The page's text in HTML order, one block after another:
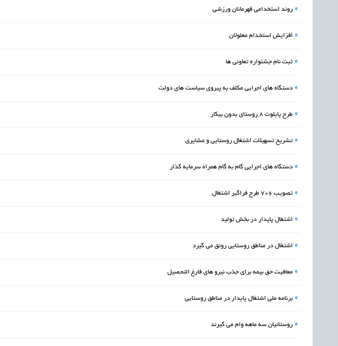
» روند استخدامی قهرمانان ورزشی
» افزایش استخدام معلولان
» ثبت نام جشنواره تعاونی ها
» دستگاه های اجرایی مکلف به پیروی سیاست های دولت
» طرح پایلوت 8 روستای بدون بیکار
» تشریح تسهیلات اشتغال روستایی و عشایری
» دستگاه های اجرایی گام به گام همراه سرمایه گذار
» تصویب ۷۰۶ طرح فراگیر اشتغال
» اشتغال پایدار در بخش تولید
» اشتغال در مناطق روستایی رونق می گیرد
» معافیت حق بیمه برای جذب نیرو های فارغ التحصیل
» برنامه ملی اشتغال پایدار در مناطق روستایی
» روستائیان سه ماهه وام می گیرند